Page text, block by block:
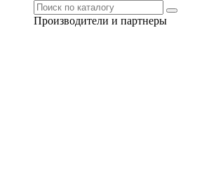
Производители и партнеры